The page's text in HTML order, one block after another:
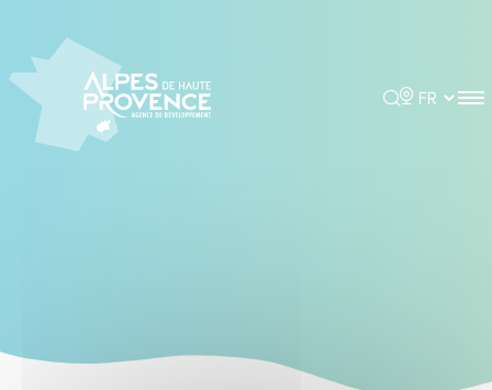
Rechercher
Choisir la